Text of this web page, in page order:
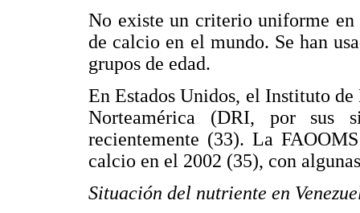
No existe un criterio uniforme en
de calcio en el mundo. Se han
grupos de edad.
En Estados Unidos, el Instituto
Norteamérica (DRI, por sus
recientemente (33). La
calcio en el 2002 (35), con
Situación del nutriente en